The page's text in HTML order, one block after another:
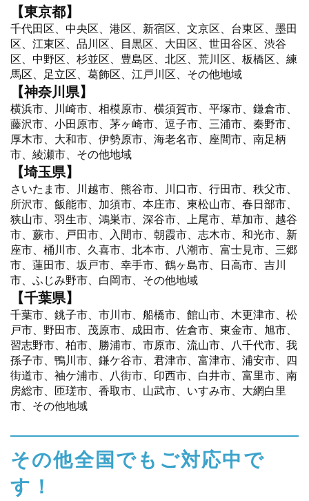
【東京都】
千代田区、中央区、港区、新宿区、文京区、台東区、墨田
区、江東区、品川区、目黒区、大田区、世田谷区、渋谷
区、中野区、杉並区、豊島区、北区、荒川区、板橋区、練
馬区、足立区、葛飾区、江戸川区、その他地域
【神奈川県】
横浜市、川崎市、相模原市、横須賀市、平塚市、鎌倉市、
藤沢市、小田原市、茅ヶ崎市、逗子市、三浦市、秦野市、
厚木市、大和市、伊勢原市、海老名市、座間市、南足柄
市、綾瀬市、その他地域
【埼玉県】
さいたま市、川越市、熊谷市、川口市、行田市、秩父市、
所沢市、飯能市、加須市、本庄市、東松山市、春日部市、
狭山市、羽生市、鴻巣市、深谷市、上尾市、草加市、越谷
市、蕨市、戸田市、入間市、朝霞市、志木市、和光市、新
座市、桶川市、久喜市、北本市、八潮市、富士見市、三郷
市、蓮田市、坂戸市、幸手市、鶴ヶ島市、日高市、吉川
市、ふじみ野市、白岡市、その他地域
【千葉県】
千葉市、銚子市、市川市、船橋市、館山市、木更津市、松
戸市、野田市、茂原市、成田市、佐倉市、東金市、旭市、
習志野市、柏市、勝浦市、市原市、流山市、八千代市、我
孫子市、鴨川市、鎌ケ谷市、君津市、富津市、浦安市、四
街道市、袖ケ浦市、八街市、印西市、白井市、富里市、南
房総市、匝瑳市、香取市、山武市、いすみ市、大網白里
市、その他地域
その他全国でもご対応中で
す！